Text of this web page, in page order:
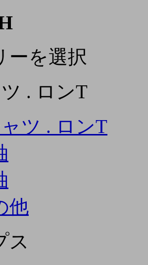
ーを選択
. ロンT
ツ . ロンT
他
ス